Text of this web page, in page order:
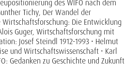
des WIFO nach dem
Tichy, Der Wandel der
Die Entwicklung
Guger, Wirtschaftsforschung mit
Josef Steindl 1912-1993 • Helmut
und Wirtschaftswissenschaft • Karl
Gedanken zu Geschichte und Zukunft